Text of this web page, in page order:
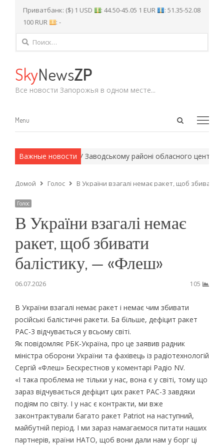
Приватбанк: ($) 1 USD : 44.50-45.05 1 EUR
: 51.35-52.08
100 RUR
: -
Найти:
SkyNewsZP
Все новости Запорожья в одном месте...
Open
Menu
Menu
Важные новости
методы. У Заводському районі обласного центру
Домой Голос В України взагалі немає ракет, щоб збивати
Голос
В України взагалі немає
ракет, щоб збивати
балістику, — «Флеш»
06.07.2026 105
В України взагалі немає ракет і немає чим збивати
російські балістичні ракети. Ба більше, дефіцит ракет
PAC-3 відчувається у всьому світі.
Як повідомляє РБК-Україна, про це заявив радник
міністра оборони України та фахівець із радіотехнологій
Сергій «Флеш» Бескрестнов у коментарі Радіо NV.
«І така проблема не тільки у нас, вона є у світі, тому що
зараз відчувається дефіцит цих ракет PAC-3 завдяки
подіям по світу. І у нас є контракти, ми вже
законтрактували багато ракет Patriot на наступний,
майбутній період. І ми зараз намагаємося питати наших
партнерів, країни НАТО, щоб вони дали нам у борг ці